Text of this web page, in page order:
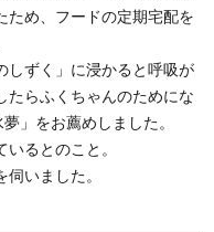
ため、フードの定期宅配を
しずく」に浸かると呼吸が
たらふくちゃんのためにな
」をお薦めしました。
るとのこと。
伺いました。